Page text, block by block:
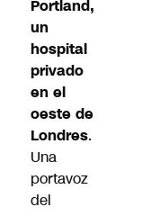
Portland,
un
hospital
privado
en el
oeste de
Londres.
Una
portavoz
del